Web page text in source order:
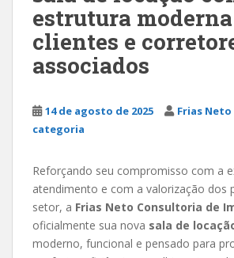
estrutura
clientes e
associados
14 de agosto de 2025 Frias Neto
categoria
Reforçando seu compromisso com a
atendimento e com a valorização dos
setor, a Frias Neto Consultoria de
oficialmente sua nova sala de
moderno, funcional e pensado para